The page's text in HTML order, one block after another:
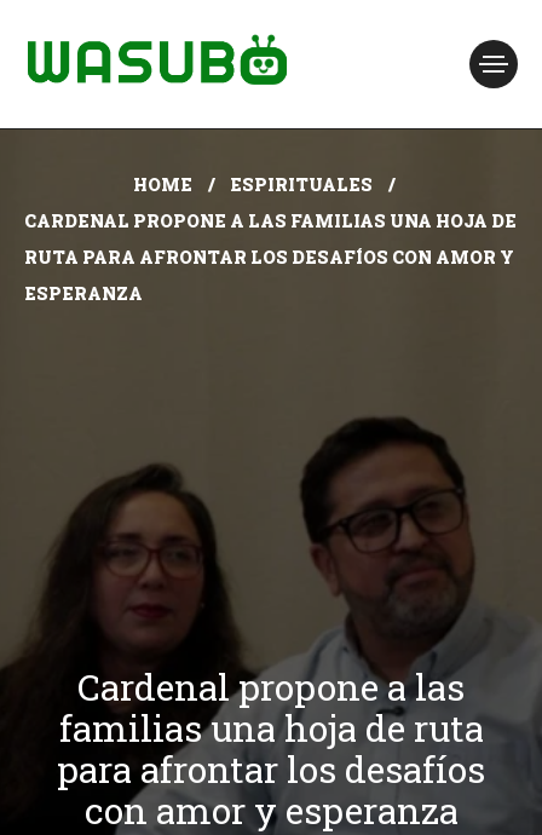
HOME
ESPIRITUALES
CARDENAL PROPONE A LAS FAMILIAS UNA HOJA DE
RUTA PARA AFRONTAR LOS DESAFÍOS CON AMOR Y
ESPERANZA
Cardenal propone a las
familias una hoja de ruta
para afrontar los desafíos
con amor y esperanza